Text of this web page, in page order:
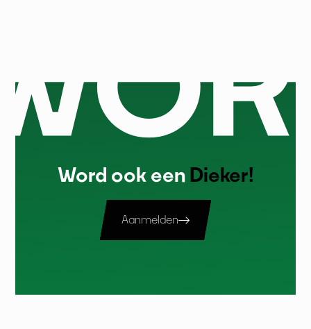
Word ook een Dieker!
Aanmelden